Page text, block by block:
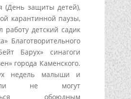
(День защиты детей),
карантинной паузы,
работу детский садик
Благотворительного
Барух» синагоги
города Каменского.
недель малыши и
не могут
обоюдным